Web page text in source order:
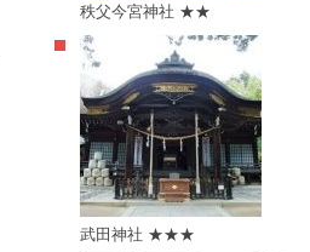
秩父今宮神社 ★★
武田神社 ★★★